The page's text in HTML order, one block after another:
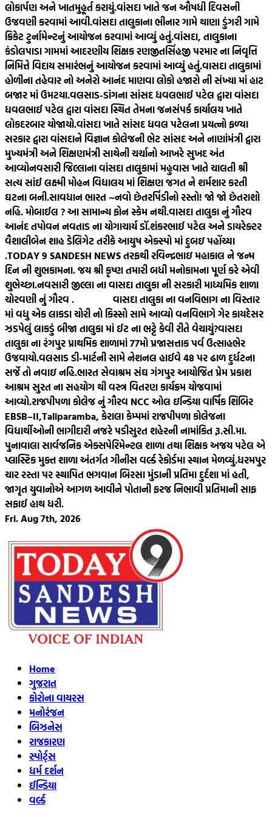
લોકાર્પણ અને ખાતમુહૂર્ત કરાયું.વાંસદા ખાતે જન ઔષધી દિવસની
ઉજવણી કરવામાં આવી.વાંસદા તાલુકાના ભીનાર ગામે થાણા ડુંગરી ગામે
ક્રિકેટ ટુર્નામેન્ટનું આયોજન કરવામાં આવ્યું હતું.વાંસદા, તાલુકાના
કંડોલપાડા ગામમાં આદરણીય શિક્ષક રણજીતસિંહજી પરમાર ના નિવૃત્તિ
નિમિત્તે વિદાય સમારંભનું આયોજન કરવામાં આવ્યું હતું.વાસદા તાલુકામાં
હોળીના તહેવાર નો અનેરો આનંદ માણવા લોકો હજારો ની સંખ્યા માં હાટ
બજાર માં ઉમટયા.વલસાડ-ડાંગના સાંસદ ધવલભાઈ પટેલ દ્વારા વાંસદા
ધવલભાઈ પટેલ દ્વારા વાંસદા સ્થિત તેમના જનસંપર્ક કાર્યાલય ખાતે
લોકદરબાર યોજાયો.વાંસદા ખાતે સાંસદ ધવલ પટેલના પ્રયત્નો ફળ્યા
સરકાર દ્વારા વાંસદાને વિજ્ઞાન કોલેજની ભેટ સાંસદ અને નાણાંમંત્રી દ્વારા
મુખ્યમંત્રી અને શિક્ષણમંત્રી સાથેની ચર્ચાનો આખરે સુખદ અંત
આવ્યોનવસારી જિલ્લાના વાંસદા તાલુકામાં મહુવાસ ખાતે ચાલતી શ્રી
સત્ય સાંઈ લક્ષ્મી મોહન વિદ્યાલય માં શિક્ષણ જગત ને શર્મશાર કરતી
ઘટના બની.સાવધાન ભારત ~નવો છેતરપિંડીનો રસ્તો! જો જો છેતરાશો
નહિ. મોબાઈલ ? આ સામાન્ય ફોન સ્કેમ નથી.વાસદા તાલુકા નું ગૌરવ
આનંદ તપોવન નવતાડ ના યોગાચાર્ય ડૉ.શંકરભાઈ પટેલ અને ડાયરેક્ટર
વૈશાલીબેન શાહ ડેલિગેટ તરીકે આયુષ એક્સ્પો માં દુબઇ પહોંચ્યા
.TODAY 9 SANDESH NEWS તરફથી રવિન્દ્રભાઇ મહાકાલ ને જન્મ
દિન ની શુભકામના. જય શ્રી કૃષ્ણ તમારી બધી મનોકામના પૂર્ણ કરે એવી
શુભેચ્છા.નવસારી જીલ્લા ના વાસદા તાલુકા ની સરકારી માધ્યમિક શાળા
ચોરવણી નું ગૌરવ . વાસદા તાલુકા ના વનવિભાગ ના વિસ્તાર
માં વધુ એક લાકડા ચોરી નો કિસ્સો સામે આવ્યો વનવિભાગે ગેર કાયદેસર
ઝડપેલું લાકડું બીજા તાલુકા માં ઈટ ના ભટ્ટે કેવી રીતે વેચાયું?વાસદા
તાલુકા ના રંગપુર પ્રાથમિક શાળામાં 77મો પ્રજાસત્તાક પર્વ ઉત્સાહભેર
ઉજવાયો.વલસાડ ડી-માર્ટની સામે નેશનલ હાઈવે 48 પર ઢાળ દુર્ધટના
સર્જે તો નવાઇ નહિ.ભારત સેવાશ્રમ સંઘ ગંગપુર આયોજિત પ્રેમ પ્રકાશ
આશ્રમ સુરત ના સહયોગ થી વસ્ત્ર વિતરણ કાર્યક્રમ યોજવામાં
આવ્યો.રાજપીપળા કોલેજ નું ગૌરવ NCC ઓલ ઇન્ડિયા વાર્ષિક શિબિર
EBSB–II,Taliparamba, કેરાલા કેમ્પમાં રાજપીપળા કોલેજના
વિદ્યાર્થીઓની ભાગીદારી નજરે પડીસુરત શહેરની નામાંકિત રૂ.સી.મા.
પુનાવાલા સાર્વજનિક એક્સપેરિમેન્ટલ શાળા તથા શિક્ષક અજય પટેલ એ
પ્લાસ્ટિક મુક્ત શાળા અંતર્ગત ગીનીસ વર્લ્ડ રેકોર્ડમા સ્થાન મેળવ્યું.ધરમપુર
ચાર રસ્તા પર સ્થાપિત ભગવાન બિરસા મુંડાની પ્રતિમા દુર્દશા માં હતી,
જાગૃત યુવાનોએ આગળ આવીને પોતાની ફરજ નિભાવી પ્રતિમાની સાફ
સફાઈ હાથ ધરી.
Fri. Aug 7th, 2026
Home
ગુજરાત
કોરોના વાયરસ
મનોરંજન
બિઝનેસ
રાજકારણ
સ્પોર્ટ્સ
ધર્મ દર્શન
ઈન્ડિયા
વર્લ્ડ